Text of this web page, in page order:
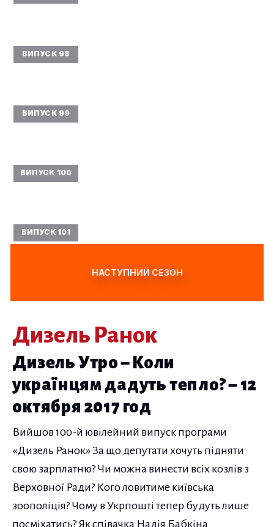
ВИПУСК 98
ВИПУСК 99
ВИПУСК 100
ВИПУСК 101
НАСТУПНИЙ СЕЗОН
Дизель Ранок
Дизель Утро – Коли
українцям дадуть тепло? – 12
октября 2017 год
Вийшов 100-й ювілейний випуск програми
«Дизель Ранок» За що депутати хочуть підняти
свою зарплатню? Чи можна винести всіх козлів з
Верховної Ради? Кого ловитиме київська
зоополіція? Чому в Укрпошті тепер будуть лише
посміхатись? Як співачка Надія Бабкіна